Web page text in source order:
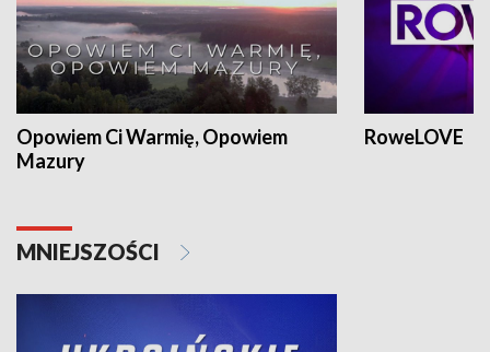
Opowiem Ci Warmię, Opowiem
Mazury
RoweLOVE
MNIEJSZOŚCI